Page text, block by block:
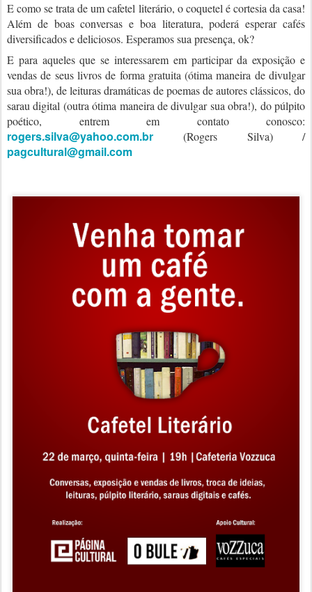
E como se trata de um cafetel literário, o coquetel é cortesia da casa!
Além de boas conversas e boa literatura, poderá esperar cafés
diversificados e deliciosos. Esperamos sua presença, ok?
E para aqueles que se interessarem em participar da exposição e
vendas de seus livros de forma gratuita (ótima maneira de divulgar
sua obra!), de leituras dramáticas de poemas de autores clássicos, do
sarau digital (outra ótima maneira de divulgar sua obra!), do púlpito
poético, entrem em contato conosco:
rogers.silva@yahoo.com.br (Rogers Silva) /
pagcultural@gmail.com